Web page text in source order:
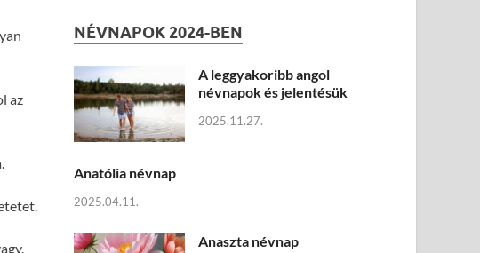
az
NÉVNAPOK 2024-BEN
A leggyakoribb angol
névnapok és jelentésük
2025.11.27.
Anatólia névnap
2025.04.11.
Anaszta névnap